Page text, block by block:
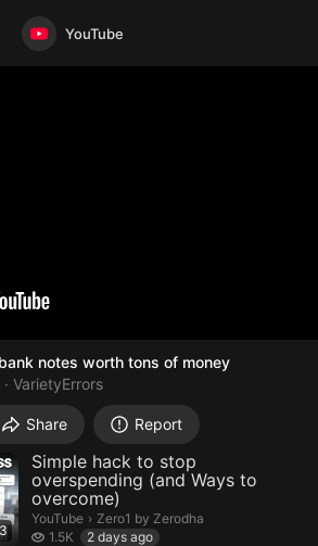
YouTube
notes worth tons of money
bank notes worth
VarietyErrors
Share Report
Simple hack to stop
overspending (and Ways to
overcome)
YouTube › Zero1 by Zerodha.
Zero1 by Zerodha
1.5K
1.5 thousand views
2 days ago